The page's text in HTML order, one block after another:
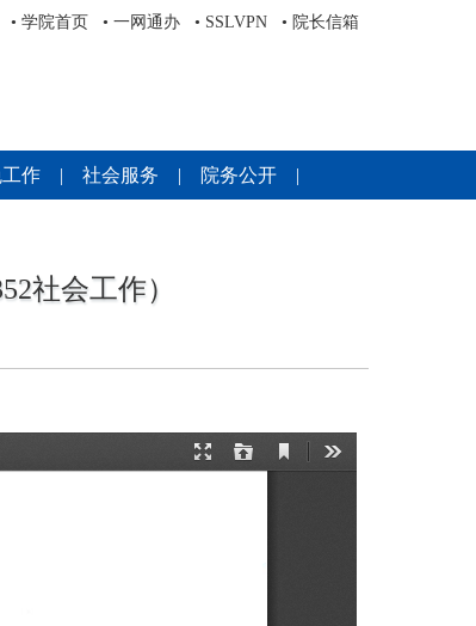
• 学院首页 • 一网通办• SSLVPN• 院长信箱
作 | 社会服务 | 院务公开 |
社会工作）